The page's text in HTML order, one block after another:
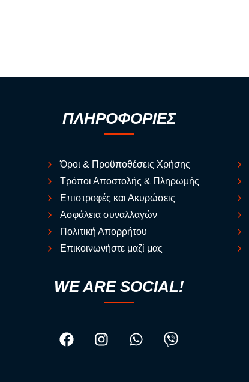
ΠΛΗΡΟΦΟΡΙΕΣ
Όροι & Προϋποθέσεις Χρήσης
Τρόποι Αποστολής & Πληρωμής
Επιστροφές και Ακυρώσεις
Ασφάλεια συναλλαγών
Πολιτική Απορρήτου
Επικοινωνήστε μαζί μας
WE ARE SOCIAL!